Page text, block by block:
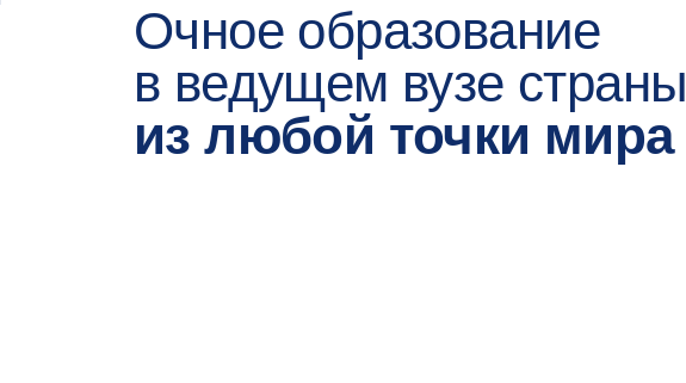
Очное образование
в ведущем вузе страны
из любой точки мира